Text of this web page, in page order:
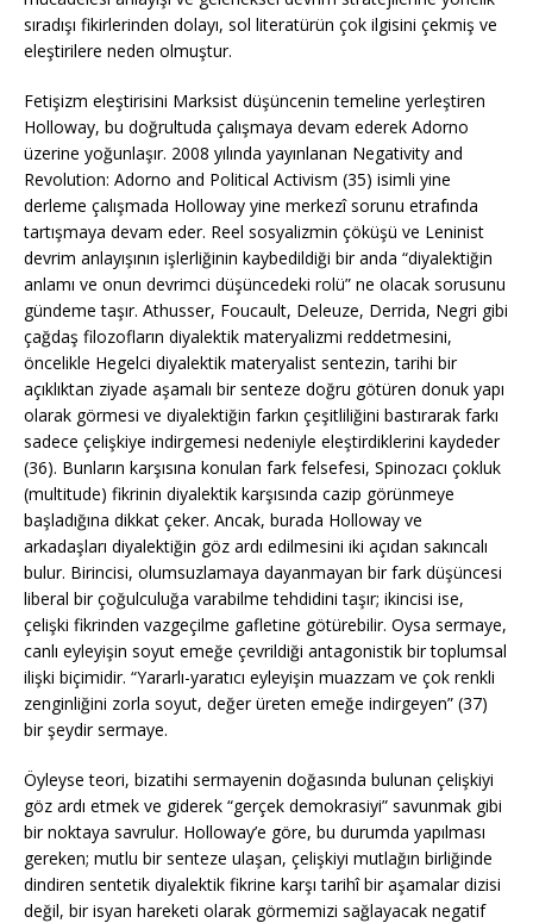
sıradışı fikirlerinden dolayı, sol literatürün çok ilgisini çekmiş ve
eleştirilere neden olmuştur.
Fetişizm eleştirisini Marksist düşüncenin temeline yerleştiren
Holloway, bu doğrultuda çalışmaya devam ederek Adorno
üzerine yoğunlaşır. 2008 yılında yayınlanan Negativity and
Revolution: Adorno and Political Activism (35) isimli yine
derleme çalışmada Holloway yine merkezî sorunu etrafında
tartışmaya devam eder. Reel sosyalizmin çöküşü ve Leninist
devrim anlayışının işlerliğinin kaybedildiği bir anda “diyalektiğin
anlamı ve onun devrimci düşüncedeki rolü” ne olacak sorusunu
gündeme taşır. Athusser, Foucault, Deleuze, Derrida, Negri gibi
çağdaş filozofların diyalektik materyalizmi reddetmesini,
öncelikle Hegelci diyalektik materyalist sentezin, tarihi bir
açıklıktan ziyade aşamalı bir senteze doğru götüren donuk yapı
olarak görmesi ve diyalektiğin farkın çeşitliliğini bastırarak farkı
sadece çelişkiye indirgemesi nedeniyle eleştirdiklerini kaydeder
(36). Bunların karşısına konulan fark felsefesi, Spinozacı çokluk
(multitude) fikrinin diyalektik karşısında cazip görünmeye
başladığına dikkat çeker. Ancak, burada Holloway ve
arkadaşları diyalektiğin göz ardı edilmesini iki açıdan sakıncalı
bulur. Birincisi, olumsuzlamaya dayanmayan bir fark düşüncesi
liberal bir çoğulculuğa varabilme tehdidini taşır; ikincisi ise,
çelişki fikrinden vazgeçilme gafletine götürebilir. Oysa sermaye,
canlı eyleyişin soyut emeğe çevrildiği antagonistik bir toplumsal
ilişki biçimidir. “Yararlı-yaratıcı eyleyişin muazzam ve çok renkli
zenginliğini zorla soyut, değer üreten emeğe indirgeyen” (37)
bir şeydir sermaye.
Öyleyse teori, bizatihi sermayenin doğasında bulunan çelişkiyi
göz ardı etmek ve giderek “gerçek demokrasiyi” savunmak gibi
bir noktaya savrulur. Holloway’e göre, bu durumda yapılması
gereken; mutlu bir senteze ulaşan, çelişkiyi mutlağın birliğinde
dindiren sentetik diyalektik fikrine karşı tarihî bir aşamalar dizisi
değil, bir isyan hareketi olarak görmemizi sağlayacak negatif